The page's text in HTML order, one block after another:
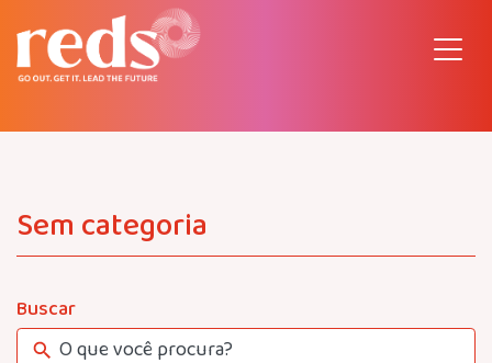
para
conteúdo
Sem categoria
Buscar